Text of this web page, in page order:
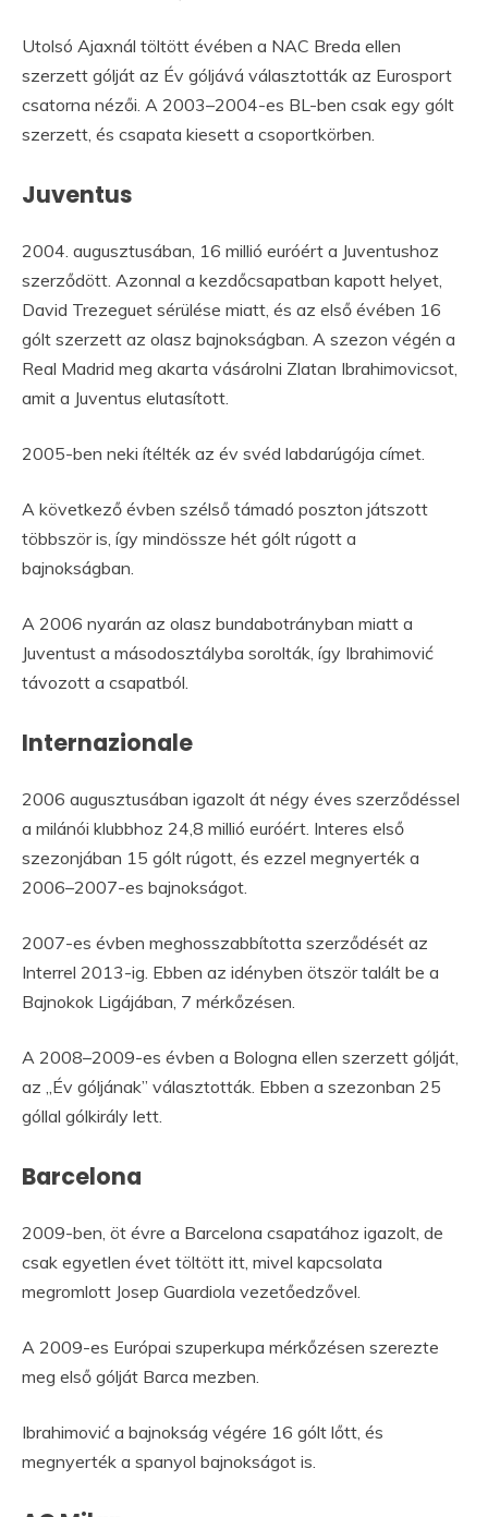
Utolsó Ajaxnál töltött évében a NAC Breda ellen
szerzett gólját az Év góljává választották az Eurosport
csatorna nézői. A 2003–2004-es BL-ben csak egy gólt
szerzett, és csapata kiesett a csoportkörben.
Juventus
2004. augusztusában, 16 millió euróért a Juventushoz
szerződött. Azonnal a kezdőcsapatban kapott helyet,
David Trezeguet sérülése miatt, és az első évében 16
gólt szerzett az olasz bajnokságban. A szezon végén a
Real Madrid meg akarta vásárolni Zlatan Ibrahimovicsot,
amit a Juventus elutasított.
2005-ben neki ítélték az év svéd labdarúgója címet.
A következő évben szélső támadó poszton játszott
többször is, így mindössze hét gólt rúgott a
bajnokságban.
A 2006 nyarán az olasz bundabotrányban miatt a
Juventust a másodosztályba sorolták, így Ibrahimović
távozott a csapatból.
Internazionale
2006 augusztusában igazolt át négy éves szerződéssel
a milánói klubbhoz 24,8 millió euróért. Interes első
szezonjában 15 gólt rúgott, és ezzel megnyerték a
2006–2007-es bajnokságot.
2007-es évben meghosszabbította szerződését az
Interrel 2013-ig. Ebben az idényben ötször talált be a
Bajnokok Ligájában, 7 mérkőzésen.
A 2008–2009-es évben a Bologna ellen szerzett gólját,
az „Év góljának” választották. Ebben a szezonban 25
góllal gólkirály lett.
Barcelona
2009-ben, öt évre a Barcelona csapatához igazolt, de
csak egyetlen évet töltött itt, mivel kapcsolata
megromlott Josep Guardiola vezetőedzővel.
A 2009-es Európai szuperkupa mérkőzésen szerezte
meg első gólját Barca mezben.
Ibrahimović a bajnokság végére 16 gólt lőtt, és
megnyerték a spanyol bajnokságot is.